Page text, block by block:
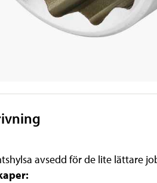
avsedd för de lite lättare